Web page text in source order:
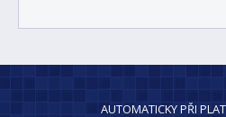
AUTOMATICKY PŘI